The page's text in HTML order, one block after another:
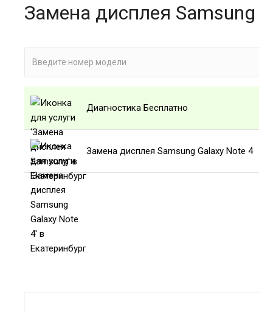
Замена дисплея
Диагностика Бесплатно
Замена дисплея Samsung Galaxy Note 4